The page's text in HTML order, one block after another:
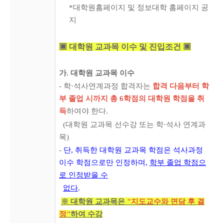
*대학원홈페이지 및 정보대학 홈페이지 공
지
▣ 대학원 교과목 이수 및 진입조건 ▣
가. 대학원 교과목 이수
- 학·석사연계과정 합격자는 합격 다음부터 학
부 졸업 시까지 총 6학점의 대학원 학점을 취
득하여 야 한다.
(대학원 교과목 선수강 또는 학·석사 연계과
목)
- 단, 취득한 대학원 교과목 학점은 석사과정
이수 학점으로만 인정하며, 학부 졸업 학점으
로 인정받을 수
없다.
※ 대학원 교과목은 "지도교수와 면담 후 결
정"하여 수강